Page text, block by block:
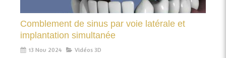
Comblement de sinus par voie latérale et
implantation simultanée
13 Nov 2024 Vidéos 3D